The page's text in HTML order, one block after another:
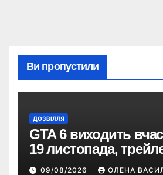
Ви пропустили
ДОЗВІЛЛЯ
GTA 6 виходить
19 листопада,
і $180 млн
09/08/2026 ОЛЕНА